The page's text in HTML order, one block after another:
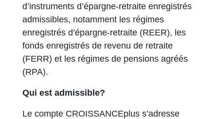
d’instruments d’épargne-retraite enregistrés
admissibles, notamment les régimes
enregistrés d’épargne-retraite (REER), les
fonds enregistrés de revenu de retraite
(FERR) et les régimes de pensions agréés
(RPA).
Qui est admissible?
Le compte CROISSANCEplus s’adresse